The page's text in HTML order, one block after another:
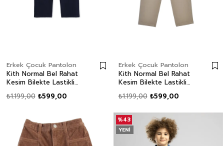
Erkek Çocuk Pantolon
Kith Normal Bel Rahat
Kesim Bilekte Lastikli
Çocuk Pantolon
₺599,00
₺1.199,00
Erkek Çocuk Pantolon
Kith Normal Bel Rahat
Kesim Bilekte Lastikli
Pantolon ₺599,00
₺1.199,00
%43
YENI